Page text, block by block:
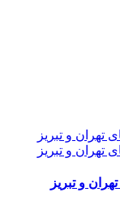
و تبریز